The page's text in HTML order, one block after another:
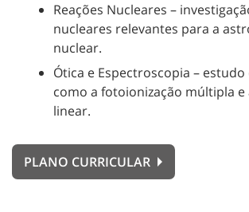
Reações Nucleares –
nucleares relevantes para a
nuclear.
Ótica e Espectroscopia –
como a fotoionização múltipla e
linear.
PLANO CURRICULAR